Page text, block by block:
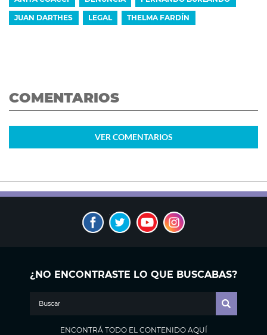
JUAN DARTHES LEGAL THELMA FARDÍN
COMENTARIOS
VER COMENTARIOS
¿NO ENCONTRASTE LO QUE BUSCABAS?
ENCONTRÁ TODO EL CONTENIDO AQUÍ